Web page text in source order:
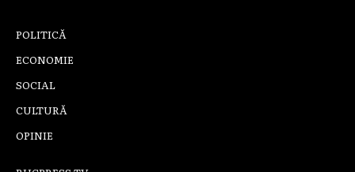
POLITICĂ
ECONOMIE
SOCIAL
CULTURĂ
OPINIE